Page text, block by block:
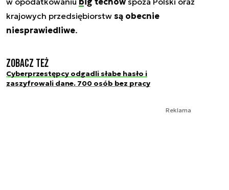
krajowych przedsiębiorstw są obecnie
niesprawiedliwe.
Zobacz też
Cyberprzestępcy odgadli słabe hasło i
zaszyfrowali dane. 700 osób bez pracy
Reklama